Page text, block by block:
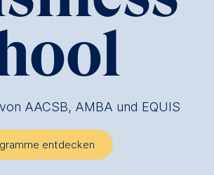
AACSB, AMBA und EQUIS
entdecken